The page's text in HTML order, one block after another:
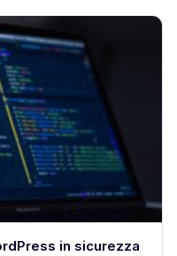
in sicurezza